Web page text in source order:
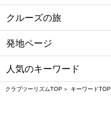
クルーズの旅
発地ページ
人気のキーワード
クラブツーリズムTOP キーワードTOP